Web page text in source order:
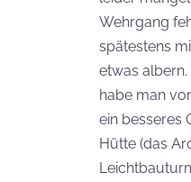
Wehrgang
spätestens
etwas albern.
habe man
ein besseres
Hütte (das